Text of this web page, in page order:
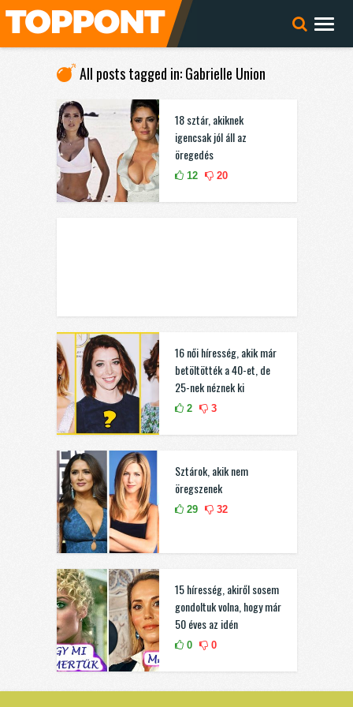
All posts tagged in: Gabrielle Union
18 sztár, akiknek
igencsak jól áll az
öregedés
12 20
16 női híresség, akik már
betöltötték a 40-et, de
25-nek néznek ki
2 3
Sztárok, akik nem
öregszenek
29 32
15 híresség, akiről sosem
gondoltuk volna, hogy már
50 éves az idén
0 0